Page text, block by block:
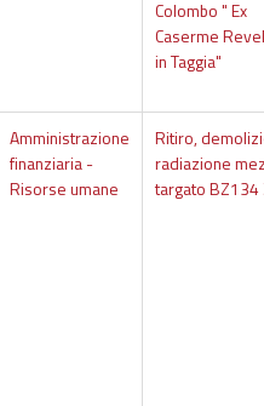
Colombo " Ex
Caserme
in Taggia"
Amministrazione
finanziaria -
Risorse umane
Ritiro,
radiazione
targato BZ134